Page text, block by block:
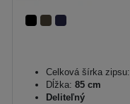
Celková šírka zipsu:
Dĺžka: 85 cm
Deliteľný